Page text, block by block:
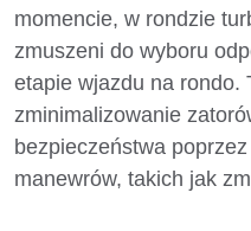
momencie, w rondzie
zmuszeni do wyboru
etapie wjazdu na rondo.
zminimalizowanie
bezpieczeństwa
manewrów, takich jak